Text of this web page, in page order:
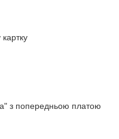
з попередньою платою